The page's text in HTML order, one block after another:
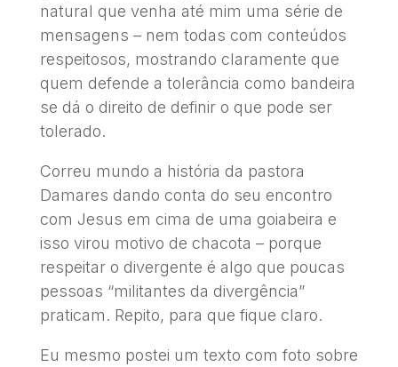
natural que venha até mim uma série de
mensagens – nem todas com conteúdos
respeitosos, mostrando claramente que
quem defende a tolerância como bandeira
se dá o direito de definir o que pode ser
tolerado.
Correu mundo a história da pastora
Damares dando conta do seu encontro
com Jesus em cima de uma goiabeira e
isso virou motivo de chacota – porque
respeitar o divergente é algo que poucas
pessoas “militantes da divergência”
praticam. Repito, para que fique claro.
Eu mesmo postei um texto com foto sobre